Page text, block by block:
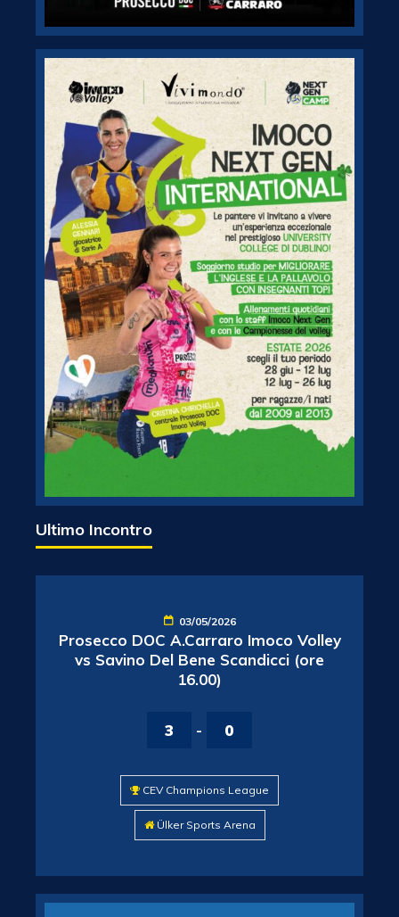
Ultimo Incontro
03/05/2026
Prosecco DOC A.Carraro Imoco Volley
vs Savino Del Bene Scandicci (ore
16.00)
3 - 0
CEV Champions League
Ülker Sports Arena